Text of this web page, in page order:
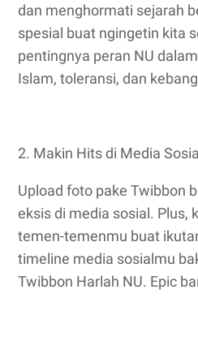
dan menghormati sejarah
spesial buat ngingetin kita
pentingnya peran NU
Islam, toleransi, dan
2. Makin Hits di Media
Upload foto pake Twibbon
eksis di media sosial. Plus,
temen-temenmu buat
timeline media sosialmu
Twibbon Harlah NU. Epic